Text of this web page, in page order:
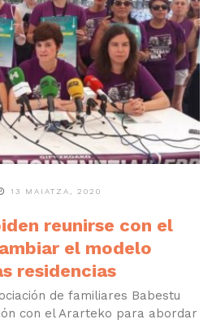
13 MAIATZA, 2020
reunirse con el
el modelo
residencias
de familiares Babestu
con el Ararteko para abordar